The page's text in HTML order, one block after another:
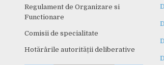
Regulament de Organizare si
Functionare
Comisii de specialitate
Hotărârile autorității deliberative